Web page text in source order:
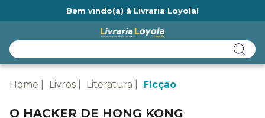
Bem vindo(a) à Livraria Loyola!
Home Livros Literatura Ficção
O HACKER DE HONG KONG